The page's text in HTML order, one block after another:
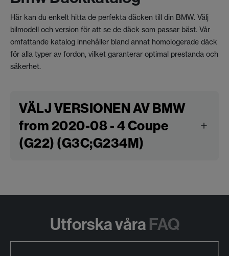
Här kan du enkelt hitta de perfekta däcken till din BMW. Välj
bilmodell och version för att se de däck som passar bäst. Vår
omfattande katalog innehåller bland annat homologerade däck
för alla typer av fordon, vilket garanterar optimal prestanda och
säkerhet.
VÄLJ VERSIONEN AV BMW
from 2020-08 - 4 Coupe
(G22) (G3C;G234M)
Utforska våra FAQ